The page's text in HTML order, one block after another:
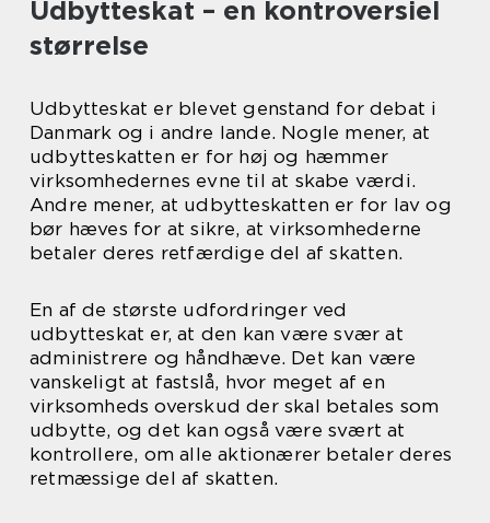
Udbytteskat – en kontroversiel
størrelse
Udbytteskat er blevet genstand for debat i
Danmark og i andre lande. Nogle mener, at
udbytteskatten er for høj og hæmmer
virksomhedernes evne til at skabe værdi.
Andre mener, at udbytteskatten er for lav og
bør hæves for at sikre, at virksomhederne
betaler deres retfærdige del af skatten.
En af de største udfordringer ved
udbytteskat er, at den kan være svær at
administrere og håndhæve. Det kan være
vanskeligt at fastslå, hvor meget af en
virksomheds overskud der skal betales som
udbytte, og det kan også være svært at
kontrollere, om alle aktionærer betaler deres
retmæssige del af skatten.